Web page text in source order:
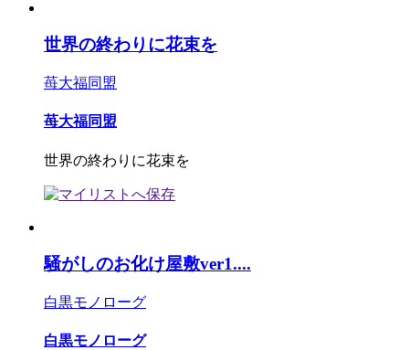
世界の終わりに花束を
苺大福同盟
苺大福同盟
世界の終わりに花束を
騒がしのお化け屋敷ver1....
白黒モノローグ
白黒モノローグ